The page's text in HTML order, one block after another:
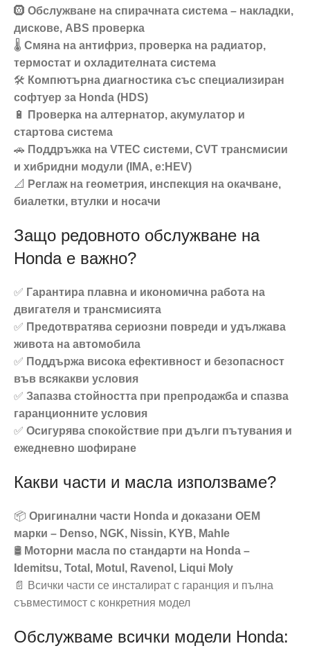
🛞 Обслужване на спирачната система – накладки,
дискове, ABS проверка
🌡️ Смяна на антифриз, проверка на радиатор,
термостат и охладителната система
🛠️ Компютърна диагностика със специализиран
софтуер за Honda (HDS)
🔋
Проверка на алтернатор, акумулатор и
стартова система
🚗 Поддръжка на VTEC системи, CVT трансмисии
и хибридни модули (IMA, e:HEV)
📐 Реглаж на геометрия, инспекция на окачване,
биалетки, втулки и носачи
Защо редовното обслужване на
Honda е важно?
✅ Гарантира плавна и икономична работа на
двигателя и трансмисията
✅ Предотвратява сериозни повреди и удължава
живота на автомобила
✅ Поддържа висока ефективност и безопасност
във всякакви условия
✅ Запазва стойността при препродажба и спазва
гаранционните условия
✅ Осигурява спокойствие при дълги пътувания и
ежедневно шофиране
Какви части и масла използваме?
📦 Оригинални части Honda и доказани OEM
марки – Denso, NGK, Nissin, KYB, Mahle
🛢️ Моторни масла по стандарти на Honda –
Idemitsu, Total, Motul, Ravenol, Liqui Moly
📄 Всички части се инсталират с гаранция и пълна
съвместимост с конкретния модел
Обслужваме всички модели Honda: